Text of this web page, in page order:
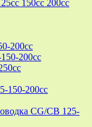
150cc 200cc
200cc
200cc
150-200cc
CG/CB 125-